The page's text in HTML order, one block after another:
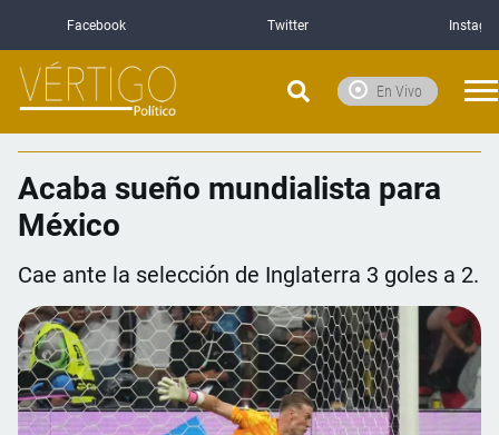
Facebook Twitter
En Vivo
Acaba sueño mundialista para
México
Cae ante la selección de Inglaterra 3 goles a 2.